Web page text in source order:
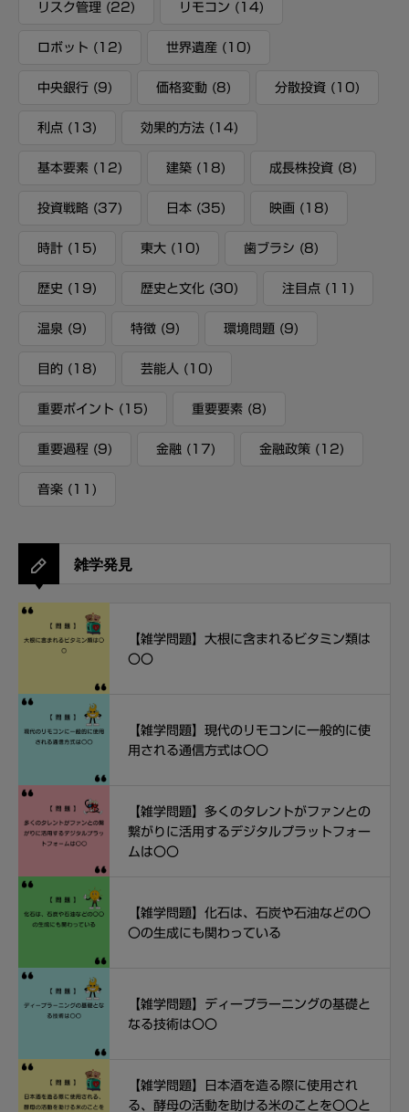
リスク管理 (22) リモコン (14)
ロボット (12) 世界遺産 (10)
中央銀行 (9) 価格変動 (8) 分散投資 (10)
利点 (13) 効果的方法 (14)
基本要素 (12) 建築 (18) 成長株投資 (8)
投資戦略 (37) 日本 (35) 映画 (18)
時計 (15) 東大 (10) 歯ブラシ (8)
歴史 (19) 歴史と文化 (30) 注目点 (11)
温泉 (9) 特徴 (9) 環境問題 (9)
目的 (18) 芸能人 (10)
重要ポイント (15) 重要要素 (8)
重要過程 (9) 金融 (17) 金融政策 (12)
音楽 (11)
雑学発見
【雑学問題】大根に含まれるビタミン類は
〇〇
【雑学問題】現代のリモコンに一般的に使
用される通信方式は〇〇
【雑学問題】多くのタレントがファンとの
繋がりに活用するデジタルプラットフォー
ムは〇〇
【雑学問題】化石は、石炭や石油などの〇
〇の生成にも関わっている
【雑学問題】ディープラーニングの基礎と
なる技術は〇〇
【雑学問題】日本酒を造る際に使用され
る、酵母の活動を助ける米のことを〇〇と